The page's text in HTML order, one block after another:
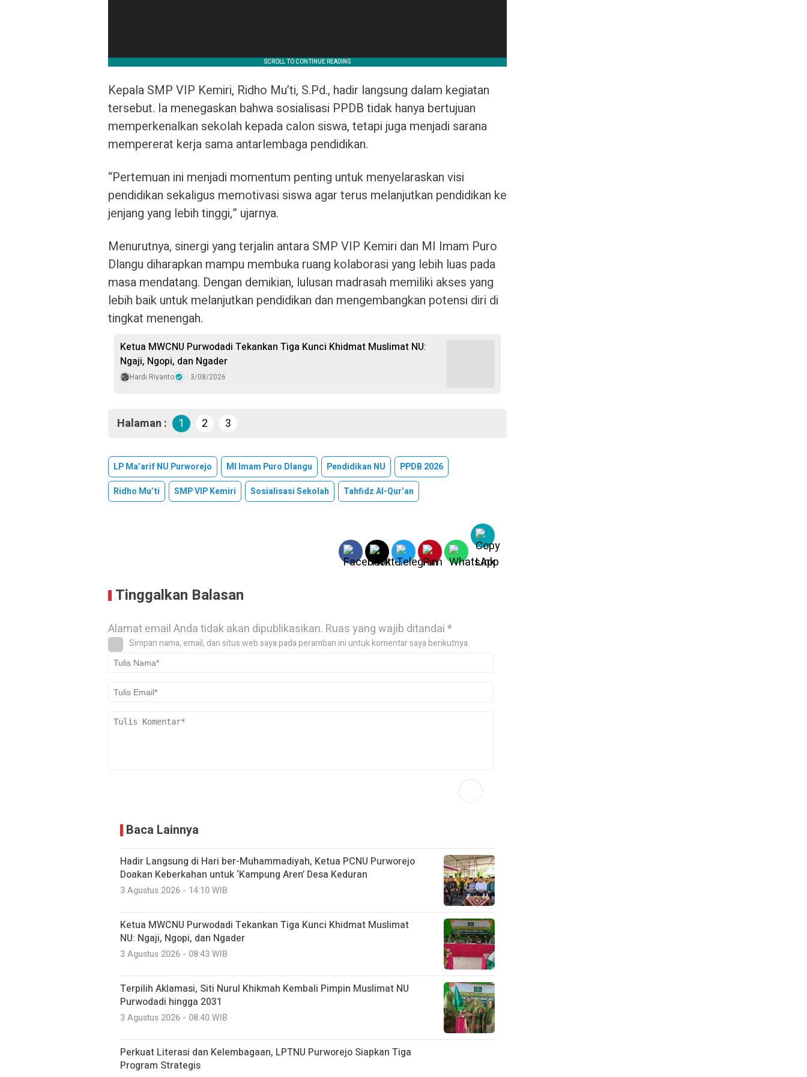
Kepala SMP VIP Kemiri, Ridho Mu’ti, S.Pd., hadir langsung dalam kegiatan
tersebut. Ia menegaskan bahwa sosialisasi PPDB tidak hanya bertujuan
memperkenalkan sekolah kepada calon siswa, tetapi juga menjadi sarana
mempererat kerja sama antarlembaga pendidikan.
“Pertemuan ini menjadi momentum penting untuk menyelaraskan visi
pendidikan sekaligus memotivasi siswa agar terus melanjutkan pendidikan ke
jenjang yang lebih tinggi,” ujarnya.
Menurutnya, sinergi yang terjalin antara SMP VIP Kemiri dan MI Imam Puro
Dlangu diharapkan mampu membuka ruang kolaborasi yang lebih luas pada
masa mendatang. Dengan demikian, lulusan madrasah memiliki akses yang
lebih baik untuk melanjutkan pendidikan dan mengembangkan potensi diri di
tingkat menengah.
Ketua MWCNU Purwodadi Tekankan Tiga Kunci Khidmat Muslimat NU:
Ngaji, Ngopi, dan Ngader
Hardi Riyanto 3/08/2026
Halaman : 1 2 3
LP Ma’arif NU Purworejo MI Imam Puro Dlangu Pendidikan NU
PPDB 2026
Ridho Mu’ti
SMP VIP Kemiri Sosialisasi Sekolah Tahfidz Al-Qur’an
Tinggalkan Balasan
Alamat email Anda tidak akan dipublikasikan. Ruas yang wajib ditandai*
Simpan nama, email, dan situs web saya pada peramban ini untuk komentar saya berikutnya.
Baca Lainnya
Hadir Langsung di Hari ber-Muhammadiyah, Ketua PCNU Purworejo
Doakan Keberkahan untuk ‘Kampung Aren’ Desa Keduran
3 Agustus 2026 - 14:10 WIB
Ketua MWCNU Purwodadi Tekankan Tiga Kunci Khidmat Muslimat
NU: Ngaji, Ngopi, dan Ngader
3 Agustus 2026 - 08:43 WIB
Terpilih Aklamasi, Siti Nurul Khikmah Kembali Pimpin Muslimat NU
Purwodadi hingga 2031
3 Agustus 2026 - 08:40 WIB
Perkuat Literasi dan Kelembagaan, LPTNU Purworejo Siapkan Tiga
Program Strategis